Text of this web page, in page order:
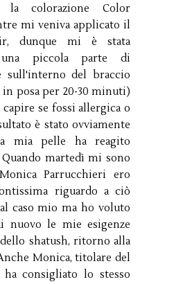
la colorazione Color
mi veniva applicato il
dunque mi è stata
una piccola parte di
sull'interno del braccio
in posa per 20-30 minuti)
se fossi allergica o
è stato ovviamente
mia pelle ha reagito
martedì mi sono
Parrucchieri ero
riguardo a ciò
caso mio ma ho voluto
nuovo le mie esigenze
shatush, ritorno alla
Monica, titolare del
ha consigliato lo stesso